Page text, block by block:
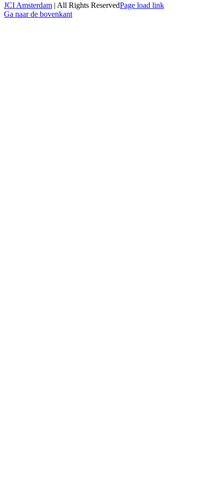
JCI Amsterdam | All Rights ReservedPage load link
Ga naar de bovenkant